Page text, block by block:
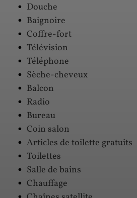
Douche
Baignoire
Coffre-fort
Télévision
Téléphone
Sèche-cheveux
Balcon
Radio
Bureau
Coin salon
Articles de toilette gratuits
Toilettes
Salle de bains
Chauffage